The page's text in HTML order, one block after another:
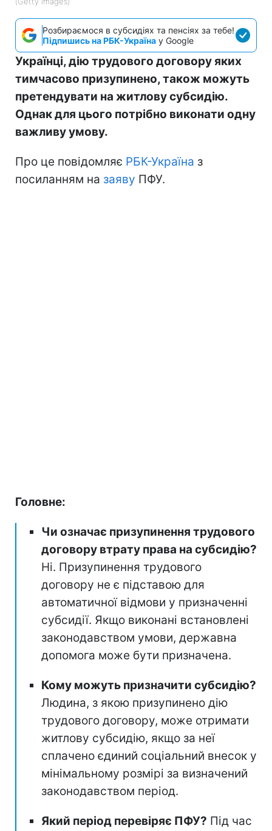
Розбираємося в субсидіях та пенсіях за тебе!
Підпишись на РБК-Україна у Google
Українці, дію трудового договору яких
тимчасово призупинено, також можуть
претендувати на житлову субсидію.
Однак для цього потрібно виконати одну
важливу умову.
Про це повідомляє РБК-Україна з
посиланням на заяву ПФУ.
Головне:
Чи означає призупинення трудового
договору втрату права на субсидію?
Ні. Призупинення трудового
договору не є підставою для
автоматичної відмови у призначенні
субсидії. Якщо виконані встановлені
законодавством умови, державна
допомога може бути призначена.
Кому можуть призначити субсидію?
Людина, з якою призупинено дію
трудового договору, може отримати
житлову субсидію, якщо за неї
сплачено єдиний соціальний внесок у
мінімальному розмірі за визначений
законодавством період.
Який період перевіряє ПФУ? Під час